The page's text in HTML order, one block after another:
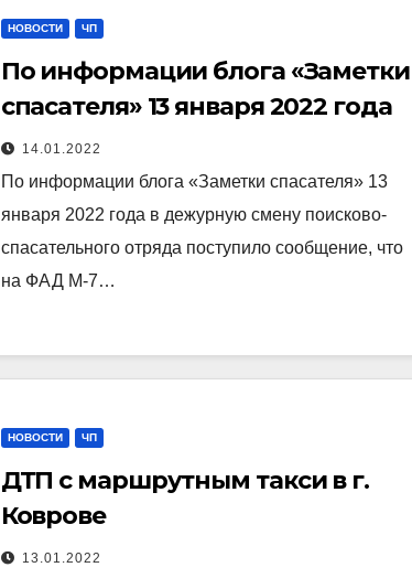
НОВОСТИ ЧП
По информации блога «Заметки
спасателя» 13 января 2022 года
14.01.2022
По информации блога «Заметки спасателя» 13
января 2022 года в дежурную смену поисково-
спасательного отряда поступило сообщение, что
на ФАД М-7…
НОВОСТИ ЧП
ДТП с маршрутным такси в г.
Коврове
13.01.2022